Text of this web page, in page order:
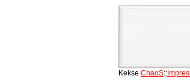
Kekse ChaoS::